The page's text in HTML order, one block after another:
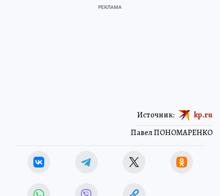
Павел ПОНОМАРЕНКО
Источник: kp.ru